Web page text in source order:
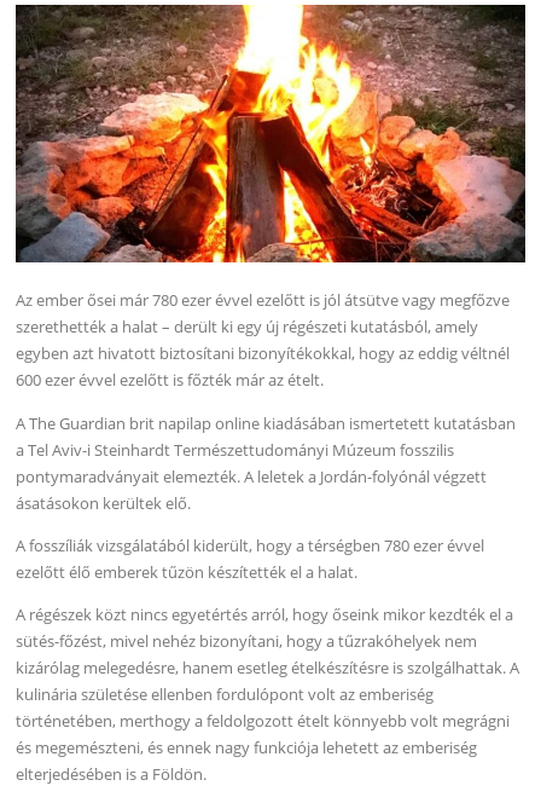
Az ember ősei már 780 ezer évvel ezelőtt is jól átsütve vagy megfőzve
szerethették a halat – derült ki egy új régészeti kutatásból, amely
egyben azt hivatott biztosítani bizonyítékokkal, hogy az eddig véltnél
600 ezer évvel ezelőtt is főzték már az ételt.
A The Guardian brit napilap online kiadásában ismertetett kutatásban
a Tel Aviv-i Steinhardt Természettudományi Múzeum fosszilis
pontymaradványait elemezték. A leletek a Jordán-folyónál végzett
ásatásokon kerültek elő.
A fosszíliák vizsgálatából kiderült, hogy a térségben 780 ezer évvel
ezelőtt élő emberek tűzön készítették el a halat.
A régészek közt nincs egyetértés arról, hogy őseink mikor kezdték el a
sütés-főzést, mivel nehéz bizonyítani, hogy a tűzrakóhelyek nem
kizárólag melegedésre, hanem esetleg ételkészítésre is szolgálhattak. A
kulinária születése ellenben fordulópont volt az emberiség
történetében, merthogy a feldolgozott ételt könnyebb volt megrágni
és megemészteni, és ennek nagy funkciója lehetett az emberiség
elterjedésében is a Földön.